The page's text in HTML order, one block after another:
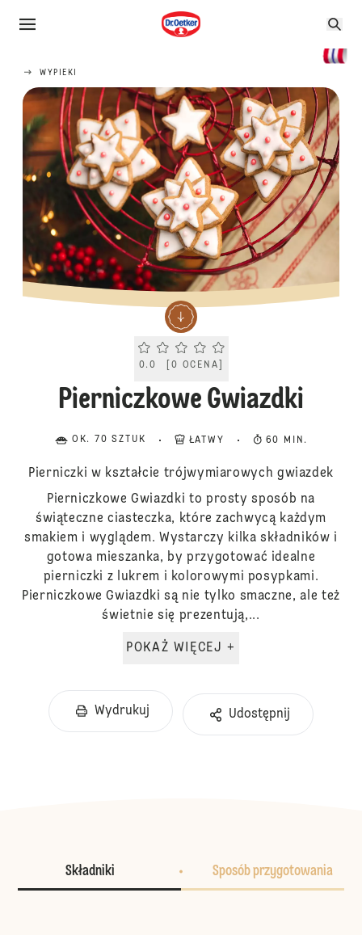
WYPIEKI
Current rating 0.0. Click to rate.
0.0 0 OCENA
Pierniczkowe Gwiazdki
OK. 70 SZTUK ŁATWY 60 MIN.
Pierniczki w kształcie trójwymiarowych gwiazdek
Pierniczkowe Gwiazdki to prosty sposób na
świąteczne ciasteczka, które zachwycą każdym
smakiem i wyglądem. Wystarczy kilka składników i
gotowa mieszanka, by przygotować idealne
pierniczki z lukrem i kolorowymi posypkami.
Pierniczkowe Gwiazdki są nie tylko smaczne, ale też
świetnie się prezentują,...
POKAŻ WIĘCEJ +
Wydrukuj Udostępnij
Składniki Sposób przygotowania